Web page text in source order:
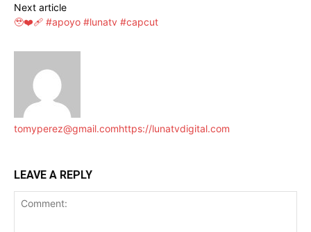
Next article
🥹❤️‍🩹 #apoyo #lunatv #capcut
tomyperez@gmail.comhttps://lunatvdigital.com
LEAVE A REPLY